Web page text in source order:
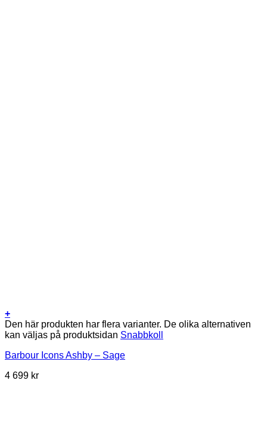
+
Den här produkten har flera varianter. De olika alternativen
kan väljas på produktsidan Snabbkoll
Barbour Icons Ashby – Sage
4 699 kr